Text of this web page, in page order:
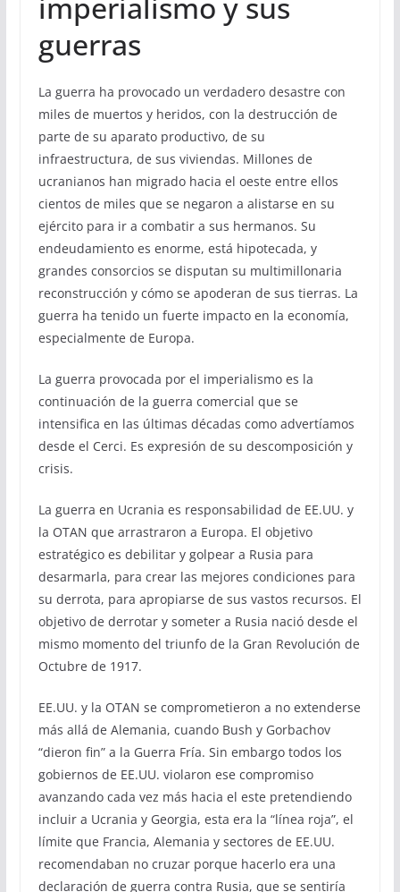
guerras
La guerra ha provocado un verdadero desastre con
miles de muertos y heridos, con la destrucción de
parte de su aparato productivo, de su
infraestructura, de sus viviendas. Millones de
ucranianos han migrado hacia el oeste entre ellos
cientos de miles que se negaron a alistarse en su
ejército para ir a combatir a sus hermanos. Su
endeudamiento es enorme, está hipotecada, y
grandes consorcios se disputan su multimillonaria
reconstrucción y cómo se apoderan de sus tierras. La
guerra ha tenido un fuerte impacto en la economía,
especialmente de Europa.
La guerra provocada por el imperialismo es la
continuación de la guerra comercial que se
intensifica en las últimas décadas como advertíamos
desde el Cerci. Es expresión de su descomposición y
crisis.
La guerra en Ucrania es responsabilidad de EE.UU. y
la OTAN que arrastraron a Europa. El objetivo
estratégico es debilitar y golpear a Rusia para
desarmarla, para crear las mejores condiciones para
su derrota, para apropiarse de sus vastos recursos. El
objetivo de derrotar y someter a Rusia nació desde el
mismo momento del triunfo de la Gran Revolución de
Octubre de 1917.
EE.UU. y la OTAN se comprometieron a no extenderse
más allá de Alemania, cuando Bush y Gorbachov
“dieron fin” a la Guerra Fría. Sin embargo todos los
gobiernos de EE.UU. violaron ese compromiso
avanzando cada vez más hacia el este pretendiendo
incluir a Ucrania y Georgia, esta era la “línea roja”, el
límite que Francia, Alemania y sectores de EE.UU.
recomendaban no cruzar porque hacerlo era una
declaración de guerra contra Rusia, que se sentiría